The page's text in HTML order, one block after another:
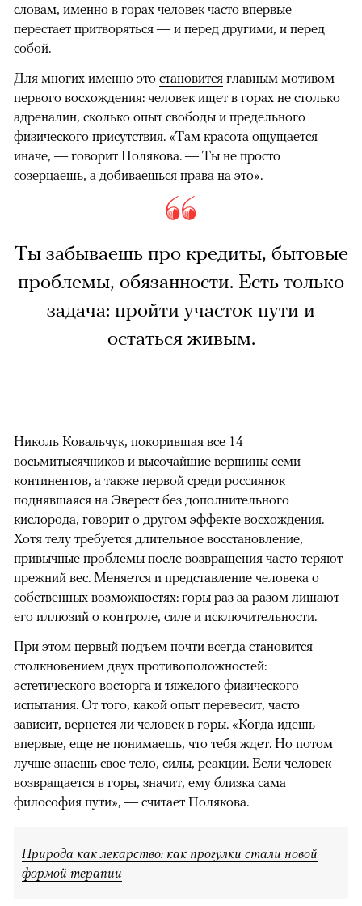
словам, именно в горах человек часто впервые
перестает притворяться — и перед другими, и перед
собой.
Для многих именно это становится главным мотивом
первого восхождения: человек ищет в горах не столько
адреналин, сколько опыт свободы и предельного
физического присутствия. «Там красота ощущается
иначе, — говорит Полякова. — Ты не просто
созерцаешь, а добиваешься права на это».
Ты забываешь про кредиты, бытовые
проблемы, обязанности. Есть только
задача: пройти участок пути и
остаться живым.
Николь Ковальчук, покорившая все 14
восьмитысячников и высочайшие вершины семи
континентов, а также первой среди россиянок
поднявшаяся на Эверест без дополнительного
кислорода, говорит о другом эффекте восхождения.
Хотя телу требуется длительное восстановление,
привычные проблемы после возвращения часто теряют
прежний вес. Меняется и представление человека о
собственных возможностях: горы раз за разом лишают
его иллюзий о контроле, силе и исключительности.
При этом первый подъем почти всегда становится
столкновением двух противоположностей:
эстетического восторга и тяжелого физического
испытания. От того, какой опыт перевесит, часто
зависит, вернется ли человек в горы. «Когда идешь
впервые, еще не понимаешь, что тебя ждет. Но потом
лучше знаешь свое тело, силы, реакции. Если человек
возвращается в горы, значит, ему близка сама
философия пути», — считает Полякова.
Природа как лекарство: как прогулки стали новой
формой терапии